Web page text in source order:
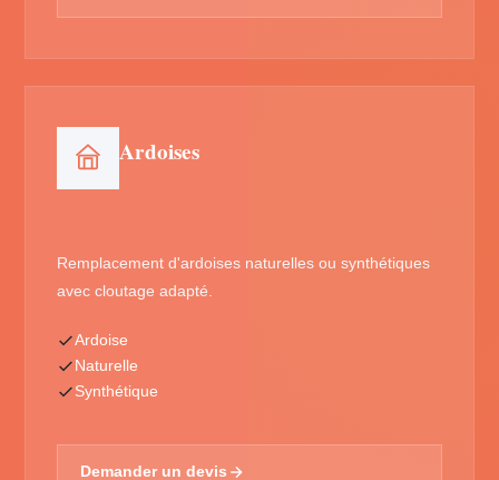
Ardoises
Remplacement d'ardoises naturelles ou synthétiques
avec cloutage adapté.
Ardoise
Naturelle
Synthétique
Demander un devis